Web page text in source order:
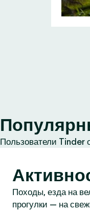
Пользователи Tinder
Походы, езда на
прогулки — на